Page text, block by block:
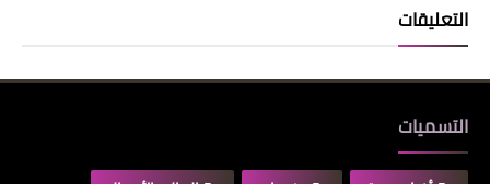
التعليقات
التسميات